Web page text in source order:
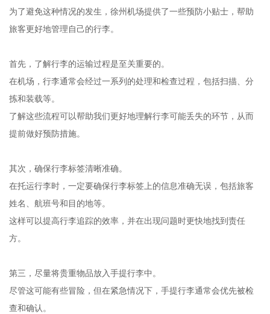
为了避免这种情况的发生，徐州机场提供了一些预防小贴士，帮助
旅客更好地管理自己的行李。
首先，了解行李的运输过程是至关重要的。
在机场，行李通常会经过一系列的处理和检查过程，包括扫描、分
拣和装载等。
了解这些流程可以帮助我们更好地理解行李可能丢失的环节，从而
提前做好预防措施。
其次，确保行李标签清晰准确。
在托运行李时，一定要确保行李标签上的信息准确无误，包括旅客
姓名、航班号和目的地等。
这样可以提高行李追踪的效率，并在出现问题时更快地找到责任
方。
第三，尽量将贵重物品放入手提行李中。
尽管这可能有些冒险，但在紧急情况下，手提行李通常会优先被检
查和确认。